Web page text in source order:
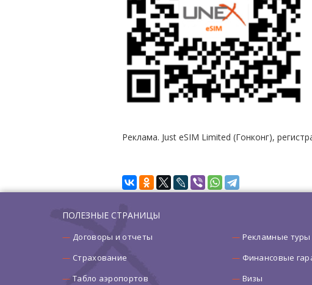
Реклама. Just eSIM Limited (Гонконг),
ПОЛЕЗНЫЕ СТРАНИЦЫ
Договоры и отчеты
Рекламные туры
Страхование
Финансовые
Табло аэропортов
Визы